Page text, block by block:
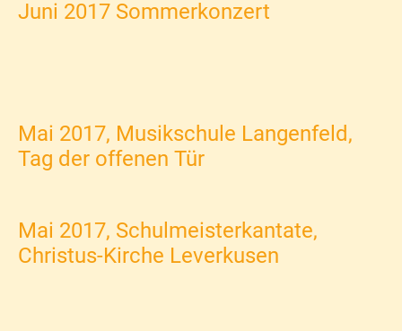
Juni 2017 Sommerkonzert
Mai 2017, Musikschule Langenfeld,
Tag der offenen Tür
Mai 2017, Schulmeisterkantate,
Christus-Kirche Leverkusen